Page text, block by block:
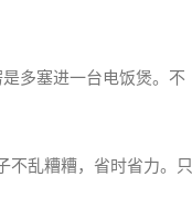
多塞进一台电饭煲。不
不乱糟糟，省时省力。只